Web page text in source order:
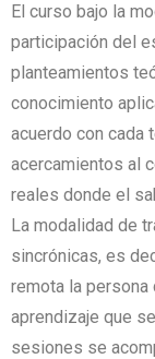
El curso bajo la
participación del
planteamientos
conocimiento
acuerdo con cada
acercamientos al
reales donde el
La modalidad de
sincrónicas, es
remota la
aprendizaje que
sesiones se